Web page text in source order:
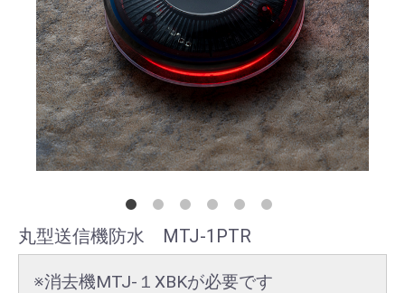
丸型送信機防水 MTJ-1PTR
※消去機MTJ-１XBKが必要です